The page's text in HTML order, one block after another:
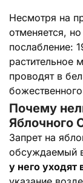
Несмотря на
отменяется,
послабление:
растительное
проводят в
Почему
Яблочного
Запрет на
обсуждаемый
у него уходят